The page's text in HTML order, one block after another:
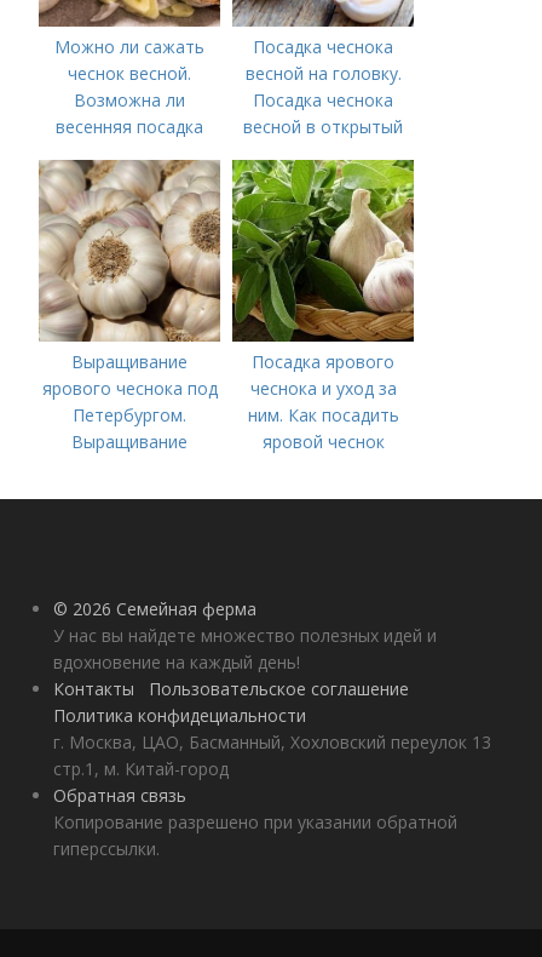
Можно ли сажать
чеснок весной.
Возможна ли
весенняя посадка
лучше делать
Посадка чеснока
весной на головку.
Посадка чеснока
весной в открытый
Выращивание
ярового чеснока под
Петербургом.
Выращивание
важных моментов
Посадка ярового
чеснока и уход за
ним. Как посадить
яровой чеснок
© 2026 Семейная ферма
У нас вы найдете множество полезных идей и
вдохновение на каждый день!
Контакты
Пользовательское соглашение
Политика конфидециальности
г. Москва, ЦАО, Басманный, Хохловский переулок 13
стр.1, м. Китай-город
Обратная связь
Копирование разрешено при указании обратной
гиперссылки.